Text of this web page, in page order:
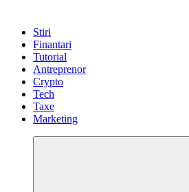
Stiri
Finantari
Tutorial
Antreprenor
Crypto
Tech
Taxe
Marketing